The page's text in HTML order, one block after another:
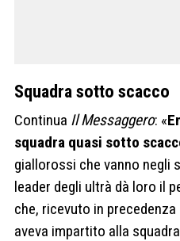
Squadra sotto scacco
Continua Il Messaggero: «
squadra quasi sotto
giallorossi che vanno negli
leader degli ultrà dà loro il
che, ricevuto in
aveva impartito alla